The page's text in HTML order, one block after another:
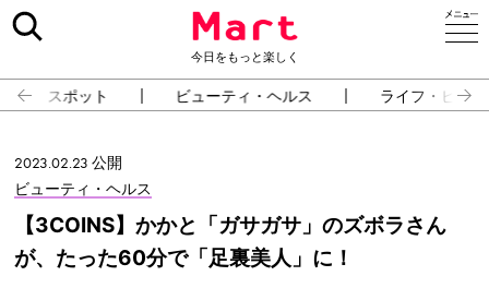
今日をもっと楽しく
スポット ビューティ・ヘルス ライフ・ピー
2023.02.23 公開
ビューティ・ヘルス
【3COINS】かかと「ガサガサ」のズボラさん
が、たった60分で「足裏美人」に！